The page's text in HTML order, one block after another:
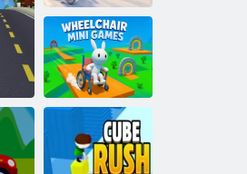
Rogučių kalnai
Neįgaliųjų
vežimėlių mini
žaidimai